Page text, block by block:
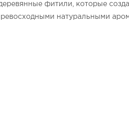
фитили, которые
натуральными